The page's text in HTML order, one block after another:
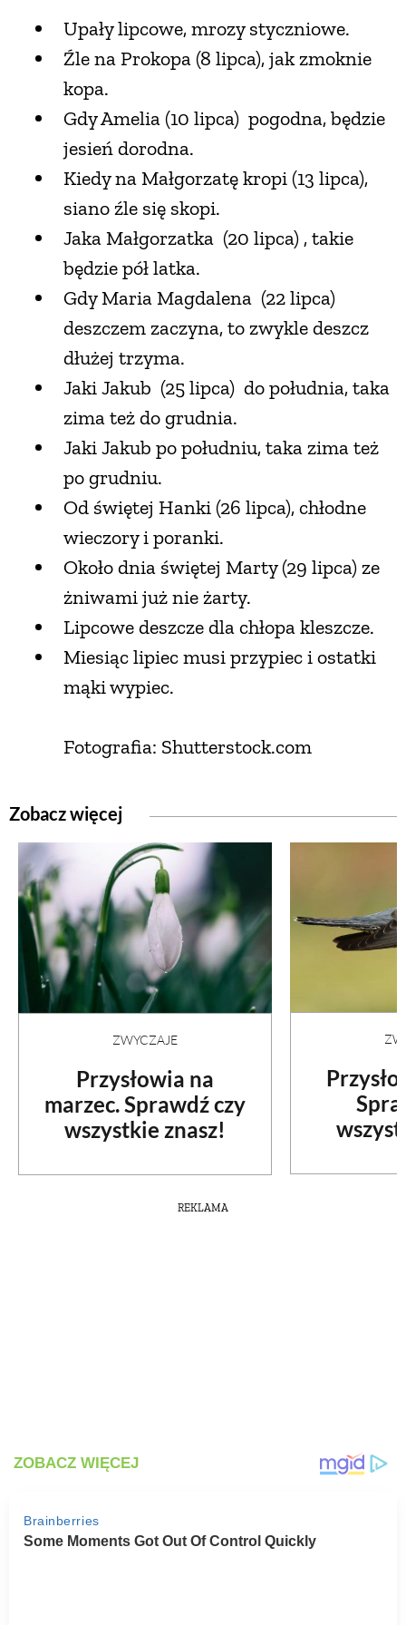
Upały lipcowe, mrozy styczniowe.
Źle na Prokopa (8 lipca), jak zmoknie
kopa.
Gdy Amelia (10 lipca) pogodna, będzie
jesień dorodna.
Kiedy na Małgorzatę kropi (13 lipca),
siano źle się skopi.
Jaka Małgorzatka (20 lipca) , takie
będzie pół latka.
Gdy Maria Magdalena (22 lipca)
deszczem zaczyna, to zwykle deszcz
dłużej trzyma.
Jaki Jakub (25 lipca) do południa, taka
zima też do grudnia.
Jaki Jakub po południu, taka zima też
po grudniu.
Od świętej Hanki (26 lipca), chłodne
wieczory i poranki.
Około dnia świętej Marty (29 lipca) ze
żniwami już nie żarty.
Lipcowe deszcze dla chłopa kleszcze.
Miesiąc lipiec musi przypiec i ostatki
mąki wypiec.
Fotografia: Shutterstock.com
Zobacz więcej
ZWYCZAJE
Przysłowia na
marzec. Sprawdź czy
wszystkie znasz!
REKLAMA
NATURALNIE
URODA
DLA DOMU
EKO ŻYCIE
PRZYRODA
ZWIERZĘTA DOMOWE
ZWIERZĘTA W NATURZE
GRZYBY
KRAJOBRAZ
RĘKODZIEŁO
PRZEPISY
ŚNIADANIA
PRZYSTAWKI
ZUPY
DANIA GŁÓWNE
CIASTA I DESERY